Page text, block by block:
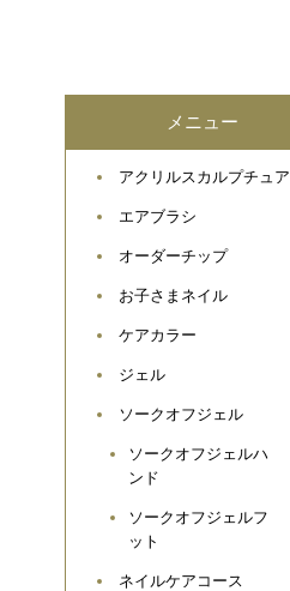
メニュー
アクリルスカルプチュア
エアブラシ
オーダーチップ
お子さまネイル
ケアカラー
ジェル
ソークオフジェル
ソークオフジェルハ
ンド
ソークオフジェルフ
ット
ネイルケアコース